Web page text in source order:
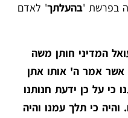
בפרשת 'בהעלתך' לאדם
המדיני חותן משה
אשר אמר ה' אותו אתן
כי על כן ידעת חנותנו
והיה כי תלך עמנו והיה